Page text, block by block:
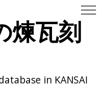
煉瓦刻
in KANSAI